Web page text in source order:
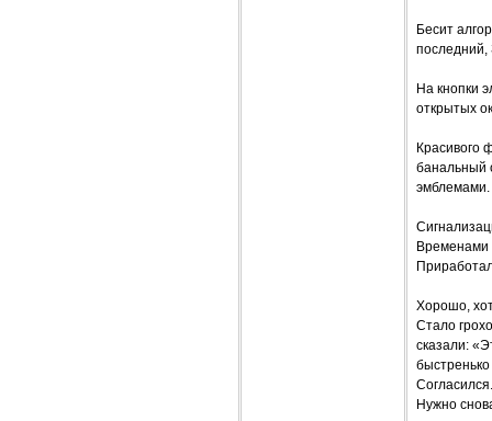
Бесит
последний,
На кнопки
открытых
Красивого
банальный
эмблемами.
Временами
Хорошо,
Стало
сказали:
Нужно